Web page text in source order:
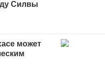
Силвы
может